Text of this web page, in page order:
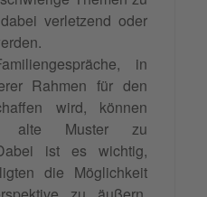
verletzend oder
in
Rahmen für den
wird, können
alte Muster zu
ist es wichtig,
die Möglichkeit